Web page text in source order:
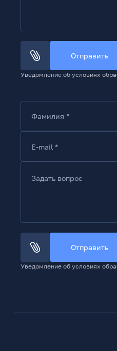
Отправить
Уведомление об условиях
Фамилия *
E-mail *
Задать вопрос
Отправить
Уведомление об условиях